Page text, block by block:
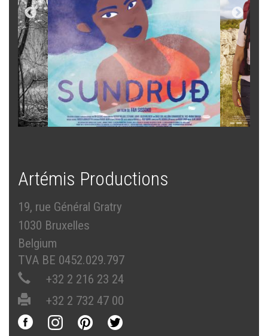
Artémis Productions
19, rue Général Gratry
1030 Bruxelles
Belgium
TVA BE 0452.029.797
+32 2 216 23 24
+32 2 732 47 00